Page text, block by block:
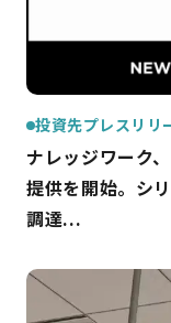
投資先プレスリリ
ナレッジワーク
提供を開始。シ
調達...